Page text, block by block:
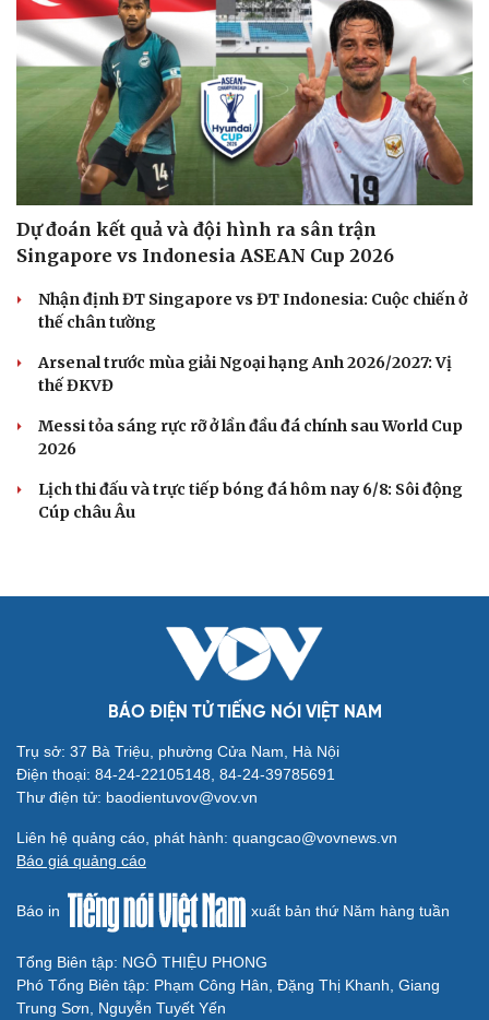
Dự đoán kết quả và đội hình ra sân trận
Singapore vs Indonesia ASEAN Cup 2026
Nhận định ĐT Singapore vs ĐT Indonesia: Cuộc chiến ở
thế chân tường
Arsenal trước mùa giải Ngoại hạng Anh 2026/2027: Vị
thế ĐKVĐ
Messi tỏa sáng rực rỡ ở lần đầu đá chính sau World Cup
2026
Lịch thi đấu và trực tiếp bóng đá hôm nay 6/8: Sôi động
Cúp châu Âu
BÁO ĐIỆN TỬ TIẾNG NÓI VIỆT NAM
Trụ sở: 37 Bà Triệu, phường Cửa Nam, Hà Nội
Điện thoại: 84-24-22105148, 84-24-39785691
Thư điện tử: baodientuvov@vov.vn
Liên hệ quảng cáo, phát hành: quangcao@vovnews.vn
Báo giá quảng cáo
Báo in xuất bản thứ Năm hàng tuần
Tổng Biên tập: NGÔ THIỆU PHONG
Phó Tổng Biên tập: Phạm Công Hân, Đặng Thị Khanh, Giang
Trung Sơn, Nguyễn Tuyết Yến